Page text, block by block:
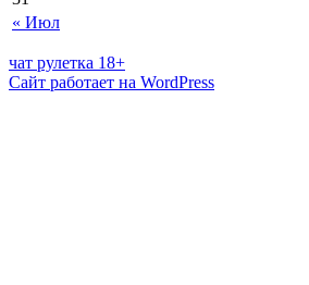
« Июл
чат рулетка 18+
Сайт работает на WordPress